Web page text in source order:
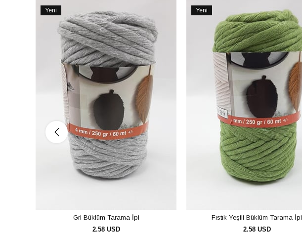
Yeni
Gri Büklüm Tarama İpi
2.58 USD
Yeni
Fıstık Yeşili Büklüm Tarama İpi
2.58 USD